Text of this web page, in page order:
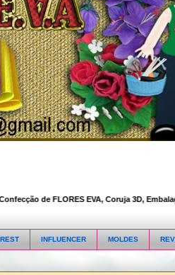
de FLORES EVA, Coruja 3D,
INFLUENCER MOLDES